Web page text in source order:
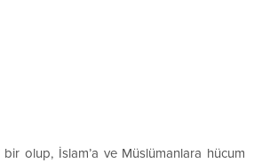
bir olup, İslam’a ve Müslümanlara hücum